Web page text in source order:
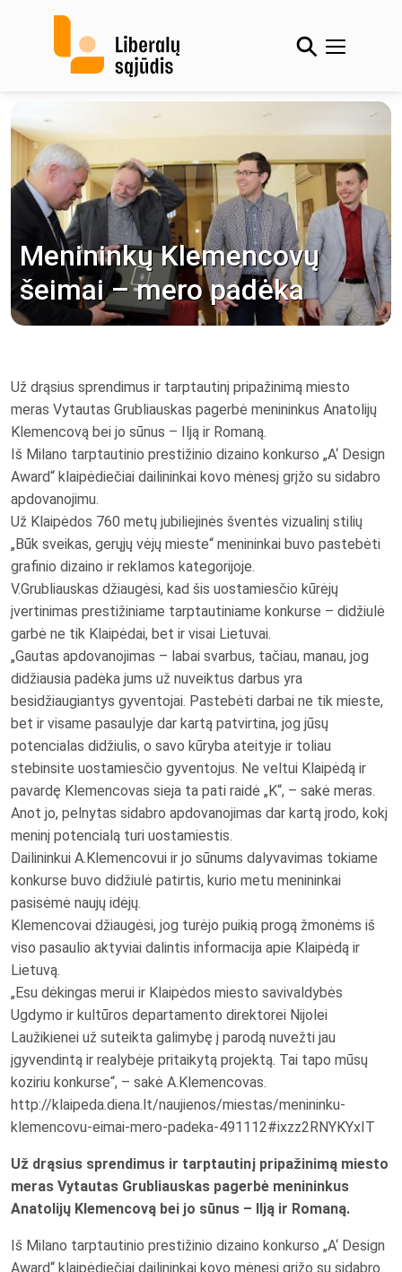
Menininkų Klemencovų
šeimai – mero padėka
Už drąsius sprendimus ir tarptautinį pripažinimą miesto
meras Vytautas Grubliauskas pagerbė menininkus Anatolijų
Klemencovą bei jo sūnus – Ilją ir Romaną.
Iš Milano tarptautinio prestižinio dizaino konkurso „A‘ Design
Award“ klaipėdiečiai dailininkai kovo mėnesį grįžo su sidabro
apdovanojimu.
Už Klaipėdos 760 metų jubiliejinės šventės vizualinį stilių
„Būk sveikas, gerųjų vėjų mieste“ menininkai buvo pastebėti
grafinio dizaino ir reklamos kategorijoje.
V.Grubliauskas džiaugėsi, kad šis uostamiesčio kūrėjų
įvertinimas prestižiniame tarptautiniame konkurse – didžiulė
garbė ne tik Klaipėdai, bet ir visai Lietuvai.
„Gautas apdovanojimas – labai svarbus, tačiau, manau, jog
didžiausia padėka jums už nuveiktus darbus yra
besidžiaugiantys gyventojai. Pastebėti darbai ne tik mieste,
bet ir visame pasaulyje dar kartą patvirtina, jog jūsų
potencialas didžiulis, o savo kūryba ateityje ir toliau
stebinsite uostamiesčio gyventojus. Ne veltui Klaipėdą ir
pavardę Klemencovas sieja ta pati raidė „K“, – sakė meras.
Anot jo, pelnytas sidabro apdovanojimas dar kartą įrodo, kokį
meninį potencialą turi uostamiestis.
Dailininkui A.Klemencovui ir jo sūnums dalyvavimas tokiame
konkurse buvo didžiulė patirtis, kurio metu menininkai
pasisėmė naujų idėjų.
Klemencovai džiaugėsi, jog turėjo puikią progą žmonėms iš
viso pasaulio aktyviai dalintis informacija apie Klaipėdą ir
Lietuvą.
„Esu dėkingas merui ir Klaipėdos miesto savivaldybės
Ugdymo ir kultūros departamento direktorei Nijolei
Laužikienei už suteikta galimybę į parodą nuvežti jau
įgyvendintą ir realybėje pritaikytą projektą. Tai tapo mūsų
koziriu konkurse“, – sakė A.Klemencovas.
http://klaipeda.diena.lt/naujienos/miestas/menininku-
klemencovu-eimai-mero-padeka-491112#ixzz2RNYKYxIT
Už drąsius sprendimus ir tarptautinį pripažinimą miesto
meras Vytautas Grubliauskas pagerbė menininkus
Anatolijų Klemencovą bei jo sūnus – Ilją ir Romaną.
Iš Milano tarptautinio prestižinio dizaino konkurso „A‘ Design
Award“ klaipėdiečiai dailininkai kovo mėnesį grįžo su sidabro